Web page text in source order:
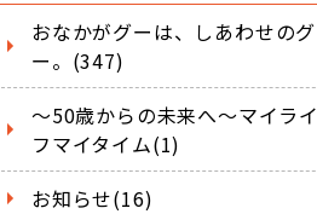
おなかがグーは、しあわせのグ
ー。(347)
～50歳からの未来へ～マイライ
フマイタイム(1)
お知らせ(16)